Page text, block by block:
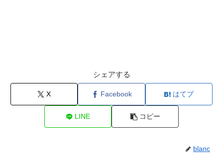
シェアする
X Facebook はてブ
LINE コピー
blanc